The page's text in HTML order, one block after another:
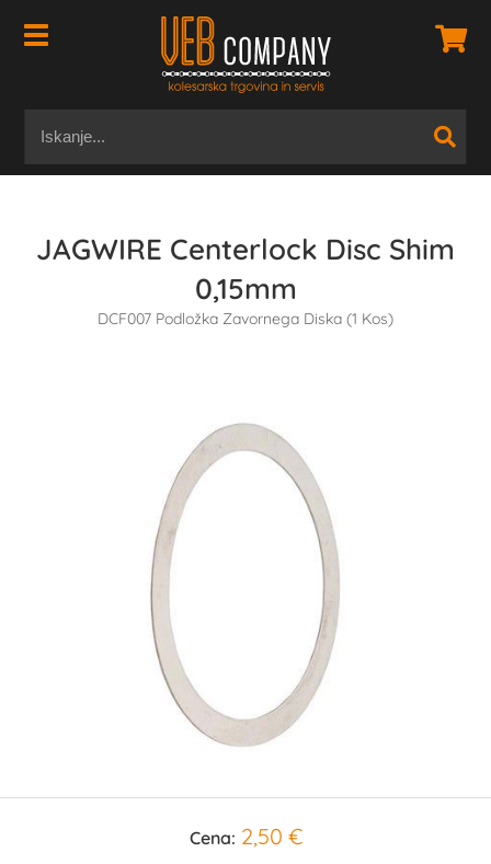
JAGWIRE Centerlock Disc Shim
0,15mm
DCF007 Podložka Zavornega Diska (1 Kos)
Cena: 2,50 €